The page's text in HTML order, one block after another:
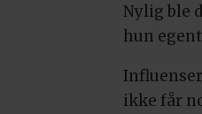
Nylig ble
hun
ikke får